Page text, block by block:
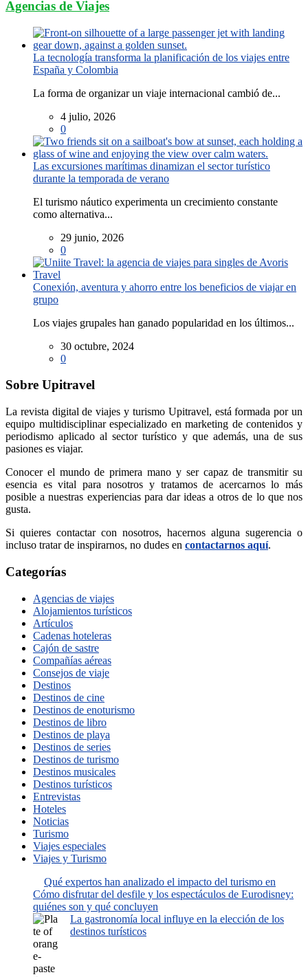
Agencias de Viajes
La tecnología transforma la planificación de los viajes entre
España y Colombia
La forma de organizar un viaje internacional cambió de...
4 julio, 2026
0
Las excursiones marítimas dinamizan el sector turístico
durante la temporada de verano
El turismo náutico experimenta un crecimiento constante
como alternativa...
29 junio, 2026
0
Conexión, aventura y ahorro entre los beneficios de viajar en
grupo
Los viajes grupales han ganado popularidad en los últimos...
30 octubre, 2024
0
Sobre Upitravel
La revista digital de viajes y turismo Upitravel, está formada por un
equipo multidisciplinar especializado en marketing de contenidos y
periodismo aplicado al sector turístico y que además, una de sus
pasiones es viajar.
Conocer el mundo de primera mano y ser capaz de transmitir su
esencia es vital para nosotros y tratamos de acercarnos lo más
posible a nuestras experiencias para dar ideas a otros de lo que nos
gusta.
Si quieres contactar con nosotros, hacernos alguna sugerencia o
incluso tratar de inspirarnos, no dudes en contactarnos aquí.
Categorías
Agencias de viajes
Alojamientos turísticos
Artículos
Cadenas hoteleras
Cajón de sastre
Compañías aéreas
Consejos de viaje
Destinos
Destinos de cine
Destinos de enoturismo
Destinos de libro
Destinos de playa
Destinos de series
Destinos de turismo
Destinos musicales
Destinos turísticos
Entrevistas
Hoteles
Noticias
Turismo
Viajes especiales
Viajes y Turismo
Qué expertos han analizado el impacto del turismo en
Cómo disfrutar del desfile y los espectáculos de Eurodisney:
quiénes son y qué concluyen
La gastronomía local influye en la elección de los
destinos turísticos